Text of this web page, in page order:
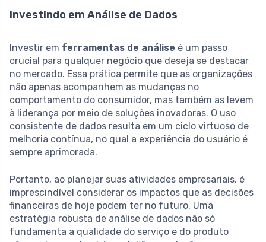
Investindo em Análise de Dados
Investir em ferramentas de análise é um passo
crucial para qualquer negócio que deseja se destacar
no mercado. Essa prática permite que as organizações
não apenas acompanhem as mudanças no
comportamento do consumidor, mas também as levem
à liderança por meio de soluções inovadoras. O uso
consistente de dados resulta em um ciclo virtuoso de
melhoria contínua, no qual a experiência do usuário é
sempre aprimorada.
Portanto, ao planejar suas atividades empresariais, é
imprescindível considerar os impactos que as decisões
financeiras de hoje podem ter no futuro. Uma
estratégia robusta de análise de dados não só
fundamenta a qualidade do serviço e do produto